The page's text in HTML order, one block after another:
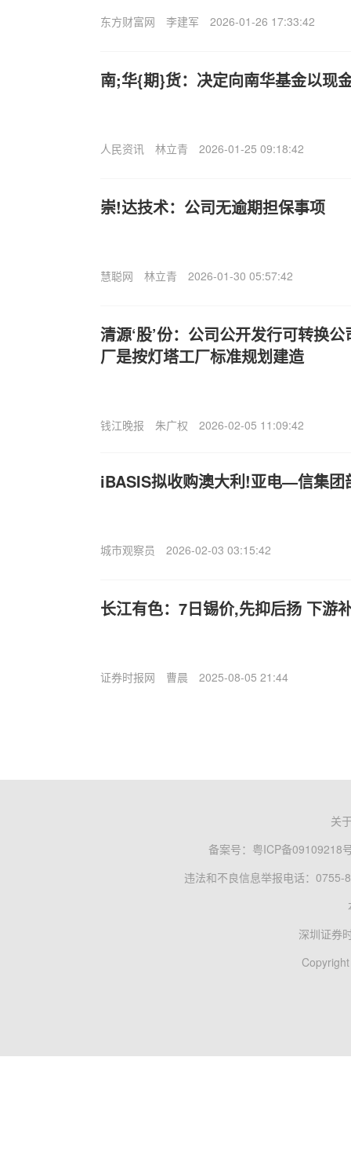
东方财富网 李建军 2026-01-26 17:33:42
南;华{期}货：决定向南华基金以现
人民资讯 林立青 2026-01-25 09:18:42
崇!达技术：公司无逾期担保事项
慧聪网 林立青 2026-01-30 05:57:42
清源‘股’份：公司公开发行可转换
厂是按灯塔工厂标准规划建造
钱江晚报 朱广权 2026-02-05 11:09:42
iBASIS拟收购澳大利!亚电—信集团
城市观察员 2026-02-03 03:15:42
长江有色：7日锡价,先抑后扬 下游
证券时报网 曹晨 2025-08-05 21:44
关
备案号： 粤ICP备09109218
违法和不良信息举报电话：0755-
深圳证券